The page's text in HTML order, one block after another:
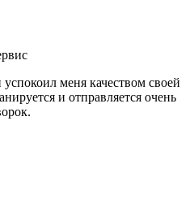
меня качеством своей
и отправляется очень